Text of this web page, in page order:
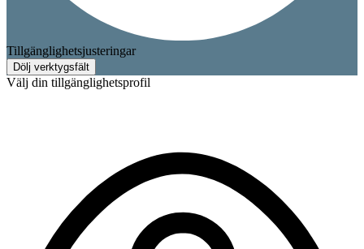
Tillgänglighetsjusteringar
Dölj verktygsfält
Välj din tillgänglighetsprofil